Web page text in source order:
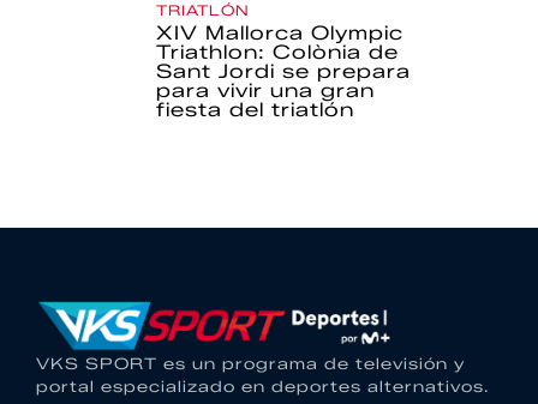
TRIATLÓN
XIV Mallorca Olympic
Triathlon: Colònia de
Sant Jordi se prepara
para vivir una gran
fiesta del triatlón
VKS SPORT es un programa de televisión y
portal especializado en deportes alternativos.